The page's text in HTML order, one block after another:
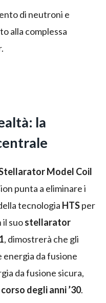
di neutroni e
alla complessa
la
Model Coil
punta a eliminare i
tecnologia HTSper
il suostellarator
, dimostrerà che gli
da fusione
da fusione sicura,
degli anni ’30.